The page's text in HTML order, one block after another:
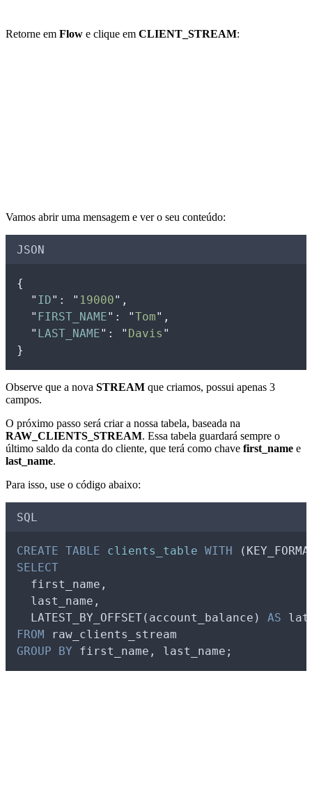
Retorne em Flow e clique em CLIENT_STREAM:
Vamos abrir uma mensagem e ver o seu conteúdo:
JSON
{
" ID" : " 19000" ,
" FIRST_NAME" : "Tom" ,
" LAST_NAME" : " Davis "
}
Observe que a nova STREAM que criamos, possui apenas 3
campos.
O próximo passo será criar a nossa tabela, baseada na
RAW_CLIENTS_STREAM. Essa tabela guardará sempre o
último saldo da conta do cliente, que terá como chave first_name e
last_name.
Para isso, use o código abaixo:
SQL
CREATE TABLE clients_table WITH
SELECT
  first_name,
  last_name,
  LATEST_BY_OFFSET(account_balance)
AS
FROM raw_clients_stream
GROUP BY first_name, last_name;